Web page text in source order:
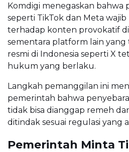
Komdigi menegaskan bahwa
seperti TikTok dan Meta
terhadap konten provokatif
sementara platform lain
resmi di Indonesia seperti X
hukum yang berlaku.
Langkah pemanggilan ini
pemerintah bahwa
tidak bisa dianggap remeh
ditindak sesuai regulasi yang
Pemerintah Minta